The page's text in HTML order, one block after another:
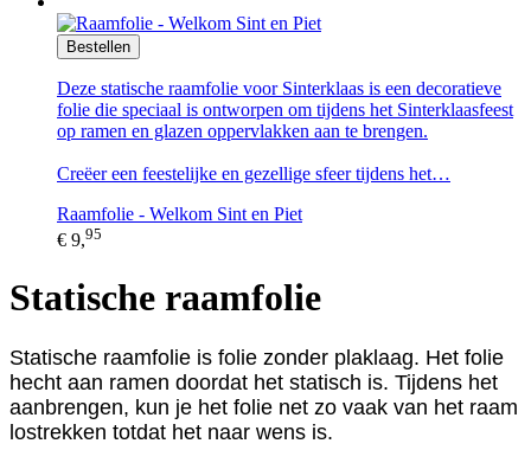
Bestellen
Deze statische raamfolie voor Sinterklaas is een decoratieve
folie die speciaal is ontworpen om tijdens het Sinterklaasfeest
op ramen en glazen oppervlakken aan te brengen.
Creëer een feestelijke en gezellige sfeer tijdens het…
Raamfolie - Welkom Sint en Piet
€ 9,95
Statische raamfolie
Statische raamfolie is folie zonder plaklaag. Het folie
hecht aan ramen doordat het statisch is. Tijdens het
aanbrengen, kun je het folie net zo vaak van het raam
lostrekken totdat het naar wens is.